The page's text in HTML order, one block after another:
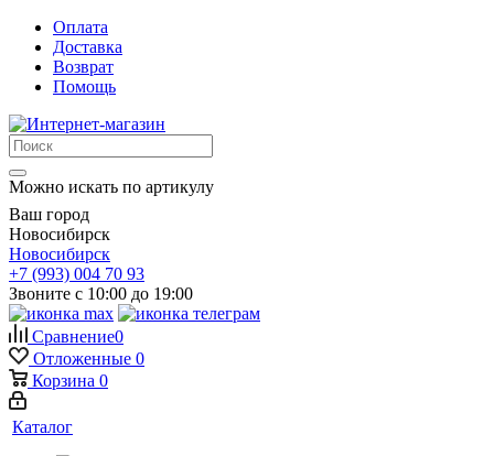
Оплата
Доставка
Возврат
Помощь
Можно искать по артикулу
Ваш город
Новосибирск
Новосибирск
+7 (993) 004 70 93
Звоните с 10:00 до 19:00
Сравнение0
Отложенные 0
Корзина 0
Каталог